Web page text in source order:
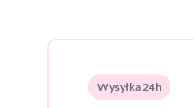
Wysyłka 24h